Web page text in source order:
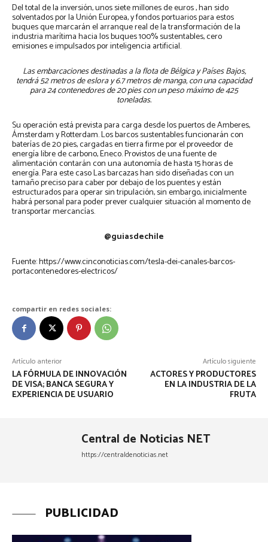
Del total de la inversión, unos siete millones de euros , han sido
solventados por la Unión Europea, y fondos portuarios para estos
buques que marcarán el arranque real de la transformación de la
industria marítima hacia los buques 100% sustentables, cero
emisiones e impulsados por inteligencia artificial.
Las embarcaciones destinadas a la flota de Bélgica y Países Bajos,
tendrá 52 metros de eslora y 6.7 metros de manga, con una capacidad
para 24 contenedores de 20 pies con un peso máximo de 425
toneladas.
Su operación está prevista para carga desde los puertos de Amberes,
Ámsterdam y Rotterdam. Los barcos sustentables funcionarán con
baterías de 20 pies, cargadas en tierra firme por el proveedor de
energía libre de carbono, Eneco. Provistos de una fuente de
alimentación contarán con una autonomía de hasta 15 horas de
energía. Para este caso Las barcazas han sido diseñadas con un
tamaño preciso para caber por debajo de los puentes y están
estructurados para operar sin tripulación, sin embargo, inicialmente
habrá personal para poder prever cualquier situación al momento de
transportar mercancías.
@guiasdechile
Fuente: https://www.cinconoticias.com/tesla-dei-canales-barcos-
portacontenedores-electricos/
compartir en redes sociales:
Artículo anterior
LA FÓRMULA DE INNOVACIÓN
DE VISA; BANCA SEGURA Y
EXPERIENCIA DE USUARIO
Artículo siguiente
ACTORES Y PRODUCTORES
EN LA INDUSTRIA DE LA
FRUTA
Central de Noticias NET
https://centraldenoticias.net
PUBLICIDAD